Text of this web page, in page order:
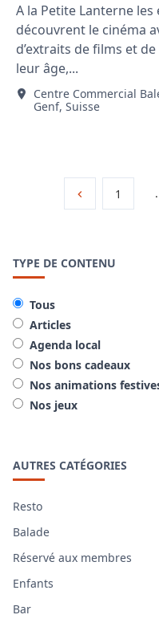
TYPE DE CONTENU
Tous
Articles
Agenda local
Nos bons cadeaux
Nos animations
Nos jeux
AUTRES CATÉGORIES
Resto
Balade
Réservé aux membres
Enfants
Bar
A la Petite Lanterne
découvrent le cinéma
d’extraits de films et
leur âge,...
Centre Commercial
Genf, Suisse
1